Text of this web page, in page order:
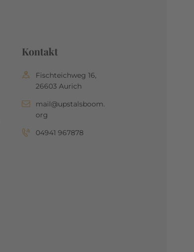
Kontakt
Fischteichweg 16,
26603 Aurich
mail@upstalsboom.
org
04941 967878